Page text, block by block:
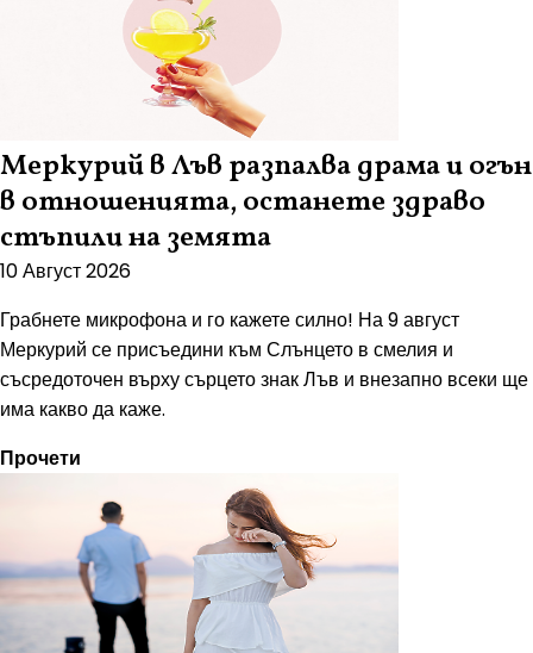
Меркурий в Лъв разпалва драма и огън
в отношенията, останете здраво
стъпили на земята
10 Август 2026
Грабнете микрофона и го кажете силно! На 9 август
Меркурий се присъедини към Слънцето в смелия и
съсредоточен върху сърцето знак Лъв и внезапно всеки ще
има какво да каже.
Прочети